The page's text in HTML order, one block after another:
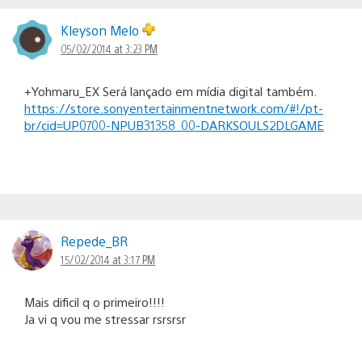
Kleyson Melo
05/02/2014 at 3:23 PM
+Yohmaru_EX Será lançado em mídia digital também.
https://store.sonyentertainmentnetwork.com/#!/pt-
br/cid=UP0700-NPUB31358_00-DARKSOULS2DLGAME
Repede_BR
15/02/2014 at 3:17 PM
Mais dificil q o primeiro!!!!
Ja vi q vou me stressar rsrsrsr